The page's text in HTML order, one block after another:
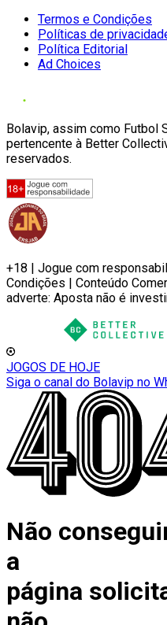
Termos e Condições
Políticas de
Política Editorial
Ad Choices
Bolavip, assim como Futbol
pertencente à Better
reservados.
+18 | Jogue com
Condições | Conteúdo
adverte: Aposta não é
JOGOS DE HOJE
Siga o canal do Bolavip no
Não
a
página